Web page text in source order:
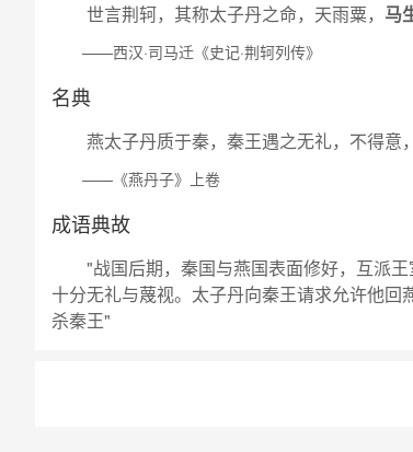
世言荆轲，其称太子丹之命，天雨粟， 马
——西汉·司马迁《史记·荆轲列传》
名典
燕太子丹质于秦，秦王遇之无礼，不得意
——《燕丹子》上卷
成语典故
"战国后期，秦国与燕国表面修好，互派
十分无礼与蔑视。太子丹向秦王请求允许他
杀秦王"